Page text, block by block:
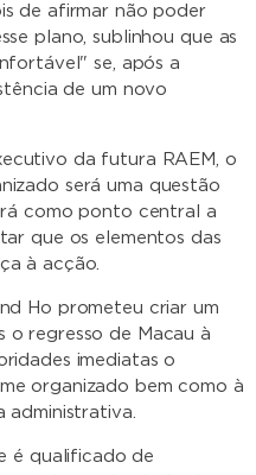
de afirmar não poder
plano, sublinhou que as
se, após a
de um novo
da futura RAEM, o
será uma questão
como ponto central a
que os elementos das
à acção.
Ho prometeu criar um
o regresso de Macau à
imediatas o
organizado bem como à
administrativa.
é qualificado de